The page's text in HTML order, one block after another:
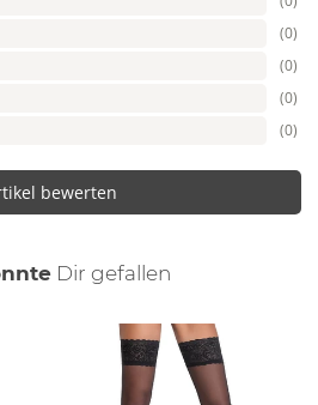
(0)
(0)
(0)
(0)
bewerten
Dir auch
gefallen